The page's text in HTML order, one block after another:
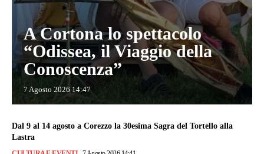
A Cortona lo spettacolo
“Odissea, il Viaggio della
Conoscenza”
7 Agosto 2026 14:47
Dal 9 al 14 agosto a Corezzo la 30esima Sagra del Tortello alla
Lastra